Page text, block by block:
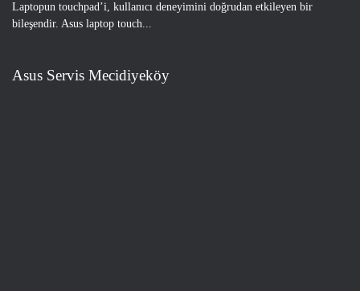
Laptopun touchpad’i, kullanıcı deneyimini doğrudan etkileyen bir
bileşendir. Asus laptop touch...
Asus Servis Mecidiyeköy